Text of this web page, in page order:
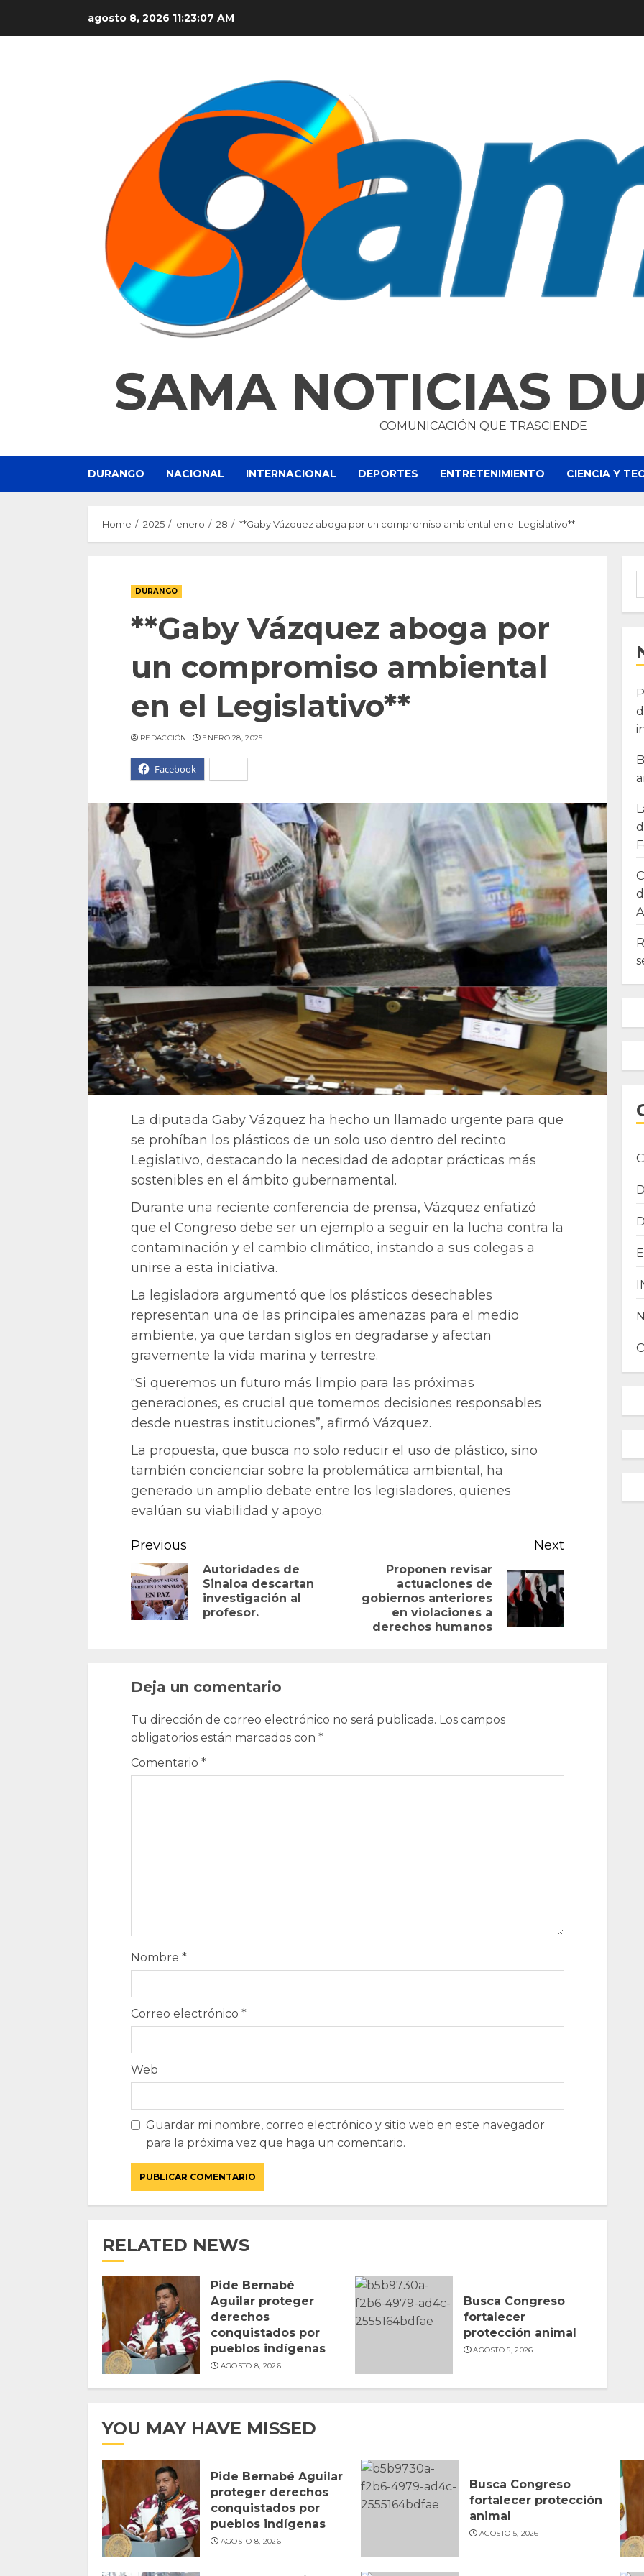
agosto 8, 2026 11:23:07 AM
SAMA NOTICIAS
COMUNICACIÓN QUE TRASCIENDE
DURANGO NACIONAL INTERNACIONAL DEPORTES ENTRETENIMIENTO CIENCIA Y
Home 2025 enero 28 **Gaby Vázquez aboga por un compromiso ambiental en el Legislativo**
DURANGO
**Gaby Vázquez aboga por
un compromiso ambiental
en el Legislativo**
Facebook
REDACCIÓN ENERO 28, 2025
La diputada Gaby Vázquez ha hecho un llamado urgente para que
se prohíban los plásticos de un solo uso dentro del recinto
Legislativo, destacando la necesidad de adoptar prácticas más
sostenibles en el ámbito gubernamental.
Durante una reciente conferencia de prensa, Vázquez enfatizó
que el Congreso debe ser un ejemplo a seguir en la lucha contra la
contaminación y el cambio climático, instando a sus colegas a
unirse a esta iniciativa.
La legisladora argumentó que los plásticos desechables
representan una de las principales amenazas para el medio
ambiente, ya que tardan siglos en degradarse y afectan
gravemente la vida marina y terrestre.
“Si queremos un futuro más limpio para las próximas
generaciones, es crucial que tomemos decisiones responsables
desde nuestras instituciones”, afirmó Vázquez.
La propuesta, que busca no solo reducir el uso de plástico, sino
también concienciar sobre la problemática ambiental, ha
generado un amplio debate entre los legisladores, quienes
evalúan su viabilidad y apoyo.
Continue
Reading
Previous
Previous
post:
Autoridades de
Sinaloa descartan
investigación al
profesor.
Next
Next
Proponen revisar
actuaciones de
gobiernos anteriores
en violaciones a
derechos humanos
Deja un comentario
Tu dirección de correo electrónico no será publicada. Los campos
obligatorios están marcados con *
Comentario *
Nombre *
Correo electrónico *
Web
Guardar mi nombre, correo electrónico y sitio web en este navegador
para la próxima vez que haga un comentario.
RELATED NEWS
Pide Bernabé
Aguilar proteger
derechos
conquistados por
pueblos indígenas
AGOSTO 8, 2026
Busca Congreso
fortalecer
protección animal
AGOSTO 5, 2026
YOU MAY HAVE MISSED
Pide Bernabé Aguilar
proteger derechos
conquistados por
pueblos indígenas
AGOSTO 8, 2026
Busca Congreso
fortalecer protección
animal
AGOSTO 5, 2026